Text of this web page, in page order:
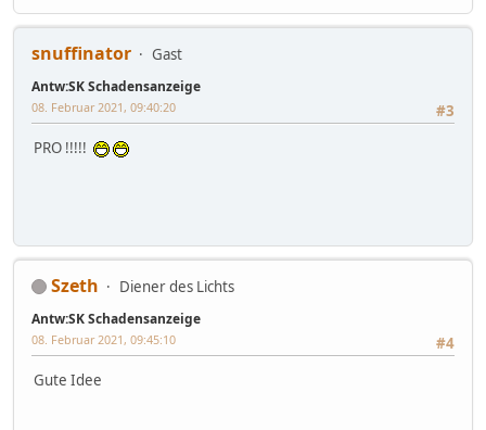
snuffinator Gast
Antw:SK Schadensanzeige
#3
08. Februar 2021, 09:40:20
PRO !!!!!
Szeth Diener des Lichts
Antw:SK Schadensanzeige
#4
08. Februar 2021, 09:45:10
Gute Idee